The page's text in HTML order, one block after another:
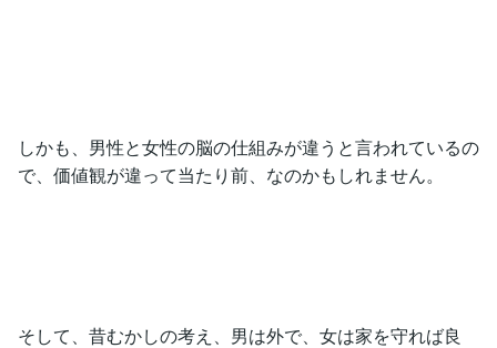
しかも、男性と女性の脳の仕組みが違うと言われているの
で、価値観が違って当たり前、なのかもしれません。
そして、昔むかしの考え、男は外で、女は家を守れば良